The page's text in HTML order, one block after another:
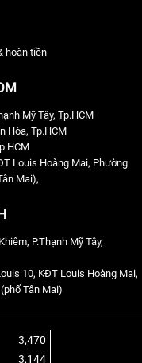
hoàn tiền
Mỹ Tây, Tp.HCM
Hòa, Tp.HCM
Louis Hoàng Mai, Phường
Mai),
P.Thạnh Mỹ Tây,
10, KĐT Louis Hoàng Mai,
Tân Mai)
3,470
3,144